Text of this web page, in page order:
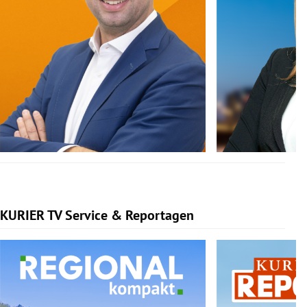
KURIER TV Service & Reportagen
Slide 1 von 3